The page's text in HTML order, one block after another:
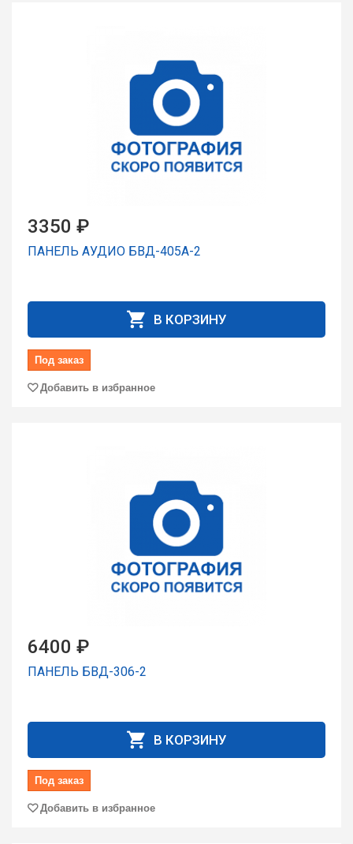
3350 ₽
ПАНЕЛЬ АУДИО БВД-405A-2
В КОРЗИНУ
Под заказ
Добавить в избранное
6400 ₽
ПАНЕЛЬ БВД-306-2
В КОРЗИНУ
Под заказ
Добавить в избранное